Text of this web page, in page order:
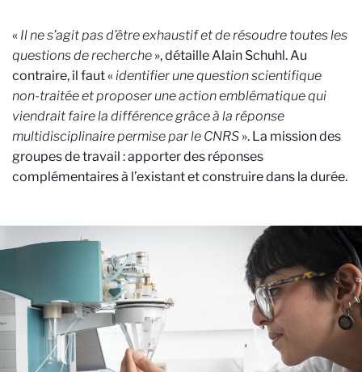
« Il ne s’agit pas d’être exhaustif et de résoudre toutes les
questions de recherche », détaille Alain Schuhl. Au
contraire, il faut «identifier une question scientifique
non-traitée et proposer une action emblématique qui
viendrait faire la différence grâce à la réponse
multidisciplinaire permise par le CNRS ». La mission des
groupes de travail : apporter des réponses
complémentaires à l’existant et construire dans la durée.